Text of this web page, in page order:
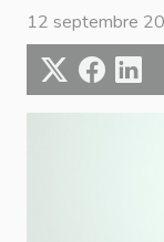
12 septembre